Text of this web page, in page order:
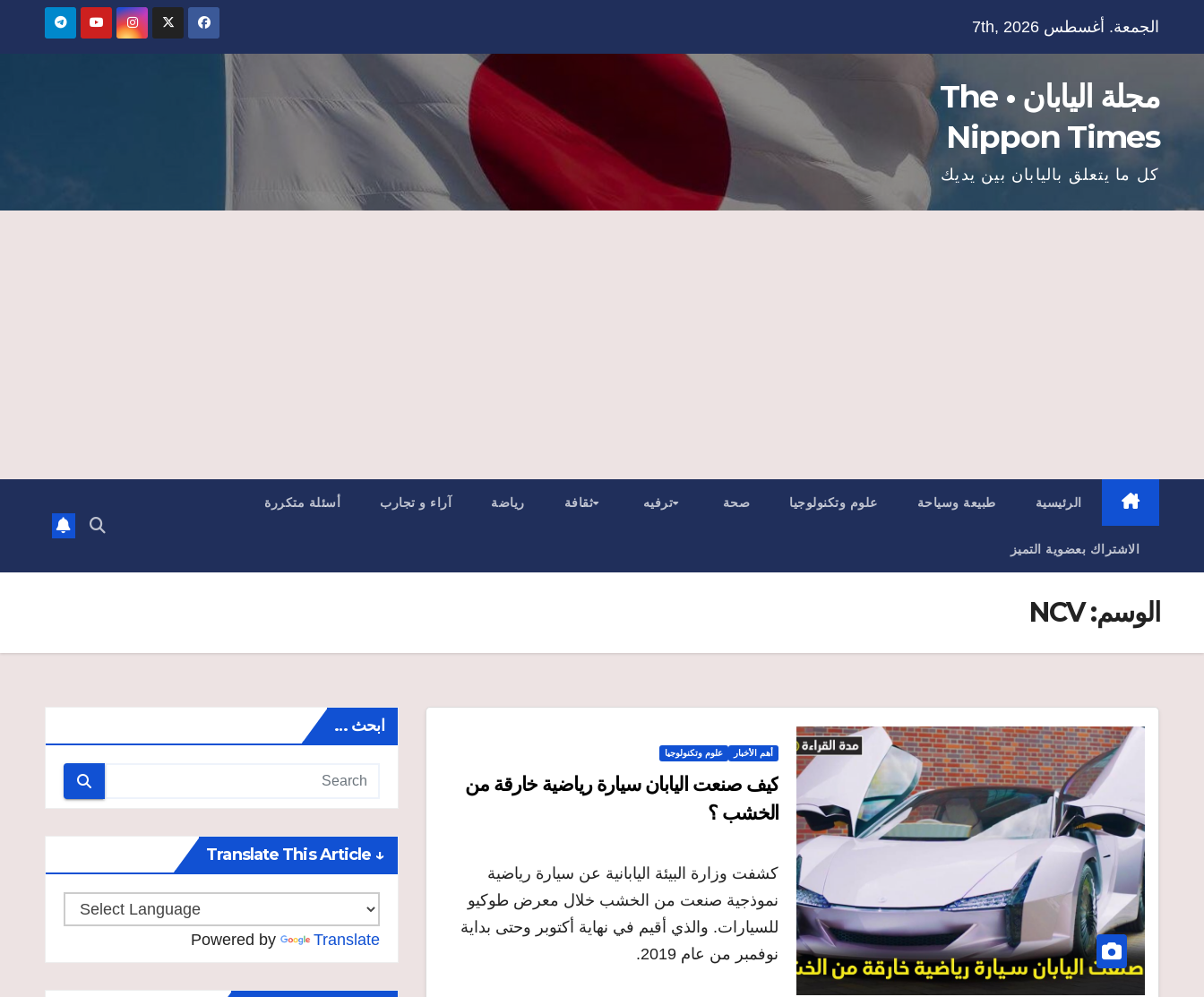
الجمعة. أغسطس 7th, 2026
مجلة اليابان • The
Nippon Times
كل ما يتعلق باليابان بين يديك
الرئيسية طبيعة وسياحة علوم وتكنولوجيا صحة ترفيه ثقافة رياضة آراء و تجارب أسئلة متكررة
الاشتراك بعضوية التميز
الوسم:NCV
أهم الأخبار علوم وتكنولوجيا
كيف صنعت اليابان سيارة رياضية خارقة من
الخشب ؟
كشفت وزارة البيئة اليابانية عن سيارة رياضية
نموذجية صنعت من الخشب خلال معرض طوكيو
للسيارات. والذي أقيم في نهاية أكتوبر وحتى بداية
نوفمبر من عام 2019.
ابحث …
↓ Translate This Article
Powered by Translate